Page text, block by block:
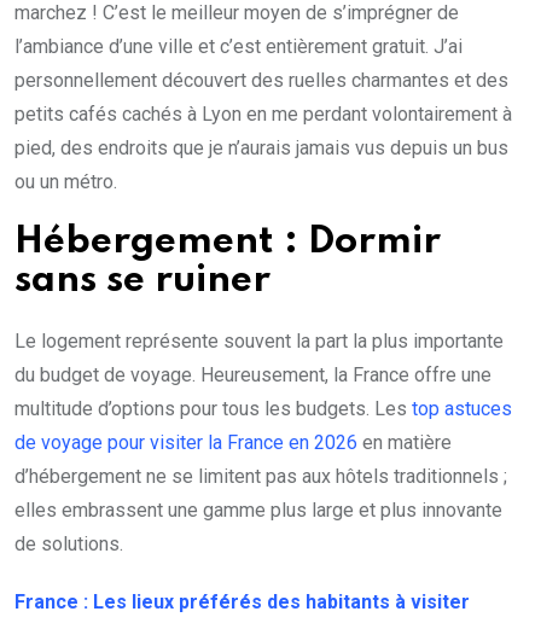
marchez ! C’est le meilleur moyen de s’imprégner de
l’ambiance d’une ville et c’est entièrement gratuit. J’ai
personnellement découvert des ruelles charmantes et des
petits cafés cachés à Lyon en me perdant volontairement à
pied, des endroits que je n’aurais jamais vus depuis un bus
ou un métro.
Hébergement : Dormir
sans se ruiner
Le logement représente souvent la part la plus importante
du budget de voyage. Heureusement, la France offre une
multitude d’options pour tous les budgets. Les top astuces
de voyage pour visiter la France en 2026 en matière
d’hébergement ne se limitent pas aux hôtels traditionnels ;
elles embrassent une gamme plus large et plus innovante
de solutions.
France : Les lieux préférés des habitants à visiter